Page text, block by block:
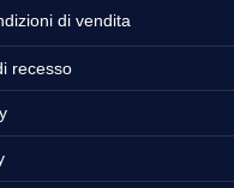
di vendita
recesso